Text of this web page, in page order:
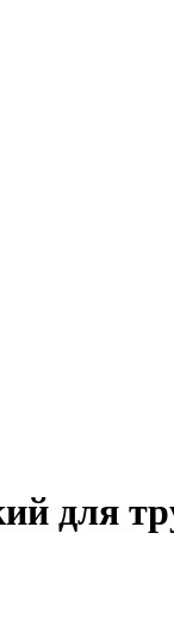
для